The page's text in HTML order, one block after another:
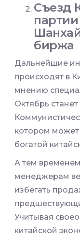
Съезд
биржа
Дальнейшие
происходят в
мнению
Октябрь
котором может
богатой
А тем
менеджерам
избегать
Учитывая
китайской